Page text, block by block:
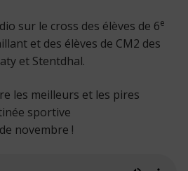
sur le cross des élèves de 6e
et des élèves de CM2 des
et Stentdhal.
les meilleurs et les pires
sportive
novembre !